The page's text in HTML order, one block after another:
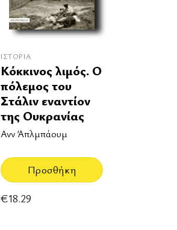
ΙΣΤΟΡΊΑ
Κόκκινος λιμός. Ο
πόλεμος του
Στάλιν εναντίον
της Ουκρανίας
Ανν Άπλμπάουμ
Προσθήκη
€18.29